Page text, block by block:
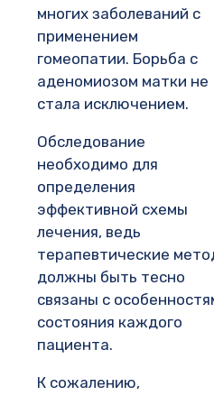
многих заболеваний с
применением
гомеопатии. Борьба с
аденомиозом матки не
стала исключением.
Обследование
необходимо для
определения
эффективной схемы
лечения, ведь
терапевтические
должны быть тесно
связаны с
состояния каждого
пациента.
К сожалению,